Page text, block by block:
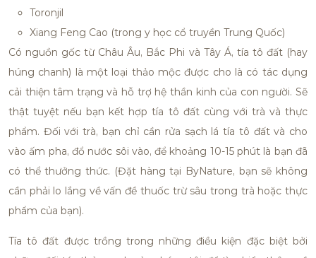
Toronjil
Xiang Feng Cao (trong y học cổ truyền Trung Quốc)
Có nguồn gốc từ Châu Âu, Bắc Phi và Tây Á, tía tô đất (hay
húng chanh) là một loại thảo mộc được cho là có tác dụng
cải thiện tâm trạng và hỗ trợ hệ thần kinh của con người. Sẽ
thật tuyệt nếu bạn kết hợp tía tô đất cùng với trà và thực
phẩm. Đối với trà, bạn chỉ cần rửa sạch lá tía tô đất và cho
vào ấm pha, đổ nước sôi vào, để khoảng 10-15 phút là bạn đã
có thể thưởng thức. (Đặt hàng tại ByNature, bạn sẽ không
cần phải lo lắng về vấn đề thuốc trừ sâu trong trà hoặc thực
phẩm của bạn).
Tía tô đất được trồng trong những điều kiện đặc biệt bởi